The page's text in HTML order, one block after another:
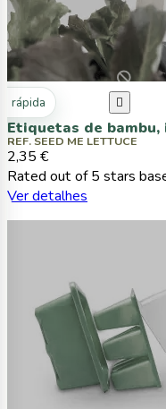
rápida 
Etiquetas de
REF. SEED ME LETTUCE
2,35 €
Rated out of 5 stars
Ver detalhes